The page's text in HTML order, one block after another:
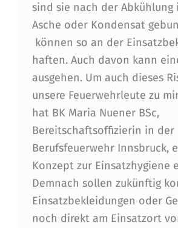
I
N
S
A
T
Z
H
Y
G
I
sind sie nach der Abkühlung
Asche oder Kondensat
können so an der
haften. Auch davon kann
ausgehen. Um auch dieses
unsere Feuerwehrleute zu
hat BK Maria Nuener BSc,
Bereitschaftsoffizierin in der
Berufsfeuerwehr Innsbruck,
Konzept zur Einsatzhygiene
Demnach sollen zukünftig
Einsatzbekleidungen oder
noch direkt am Einsatzort